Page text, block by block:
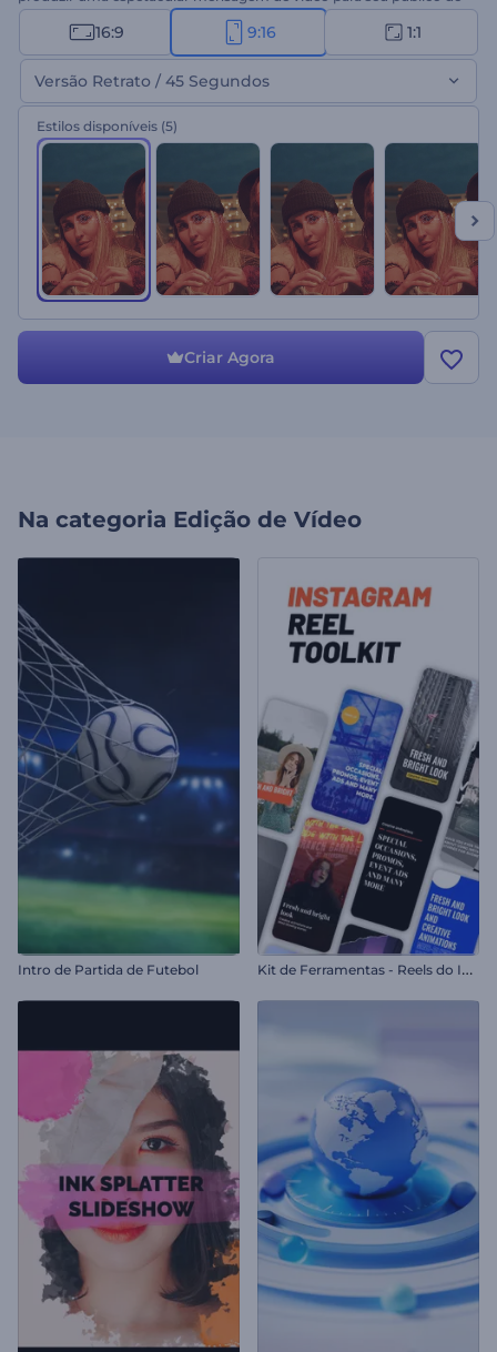
competitivo mundo digital através deste template. Digite seus
textos, faça o upload de seus arquivos de mídia e não se esqueça de
adicionar uma faixa de música de fundo. Perfeito para aberturas de
apresentações, apresentações de empresas, apresentações de
slides, introduções de canal e muito mais. Experimente agora
mesmo!
16:9 9:16 1:1
Versão Retrato / 45 Segundos
Estilos disponíveis (5)
Criar Agora
Na categoria Edição de Vídeo
Intro de Partida de Futebol K
it de Ferramentas - Reels do Instagram